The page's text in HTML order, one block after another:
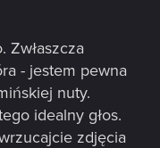
Zwłaszcza
- jestem pewna
nuty.
idealny głos.
zdjęcia